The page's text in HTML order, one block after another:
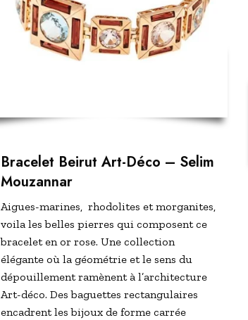
Bracelet Beirut Art-Déco – Selim
Mouzannar
Aigues-marines, rhodolites et morganites,
voila les belles pierres qui composent ce
bracelet en or rose. Une collection
élégante où la géométrie et le sens du
dépouillement ramènent à l’architecture
Art-déco. Des baguettes rectangulaires
encadrent les bijoux de forme carrée